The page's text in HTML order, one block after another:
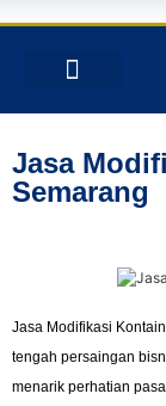
Jasa
Semarang
Jasa Modifikasi
tengah persaingan
menarik perhatian